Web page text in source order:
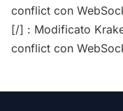
conflict con
[/] : Modificato
conflict con